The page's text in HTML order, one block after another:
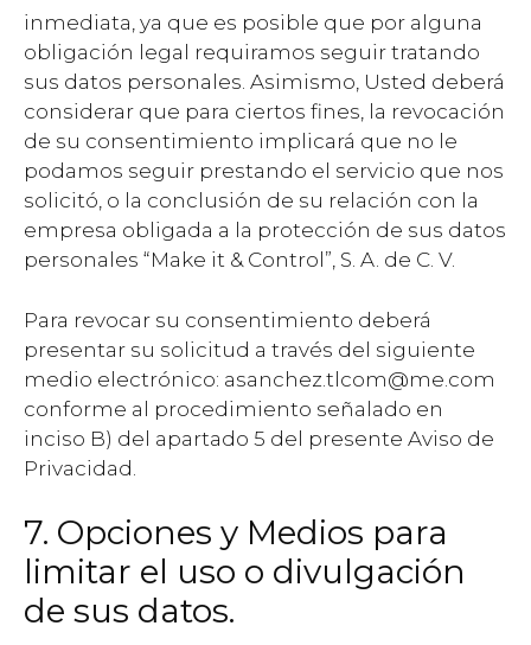
inmediata, ya que es posible que por alguna
obligación legal requiramos seguir tratando
sus datos personales. Asimismo, Usted deberá
considerar que para ciertos fines, la revocación
de su consentimiento implicará que no le
podamos seguir prestando el servicio que nos
solicitó, o la conclusión de su relación con la
empresa obligada a la protección de sus datos
personales “Make it & Control”, S. A. de C. V.
Para revocar su consentimiento deberá
presentar su solicitud a través del siguiente
medio electrónico: asanchez.tlcom@me.com
conforme al procedimiento señalado en
inciso B) del apartado 5 del presente Aviso de
Privacidad.
7. Opciones y Medios para
limitar el uso o divulgación
de sus datos.